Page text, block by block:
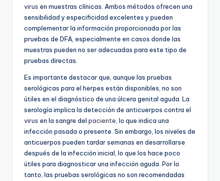
virus en muestras clínicas. Ambos métodos ofrecen una
sensibilidad y especificidad excelentes y pueden
complementar la información proporcionada por las
pruebas de DFA, especialmente en casos donde las
muestras pueden no ser adecuadas para este tipo de
pruebas directas.
Es importante destacar que, aunque las pruebas
serológicas para el herpes están disponibles, no son
útiles en el diagnóstico de una úlcera genital aguda. La
serología implica la detección de anticuerpos contra el
virus en la sangre del paciente, lo que indica una
infección pasada o presente. Sin embargo, los niveles de
anticuerpos pueden tardar semanas en desarrollarse
después de la infección inicial, lo que los hace poco
útiles para diagnosticar una infección aguda. Por lo
tanto, las pruebas serológicas no son recomendadas